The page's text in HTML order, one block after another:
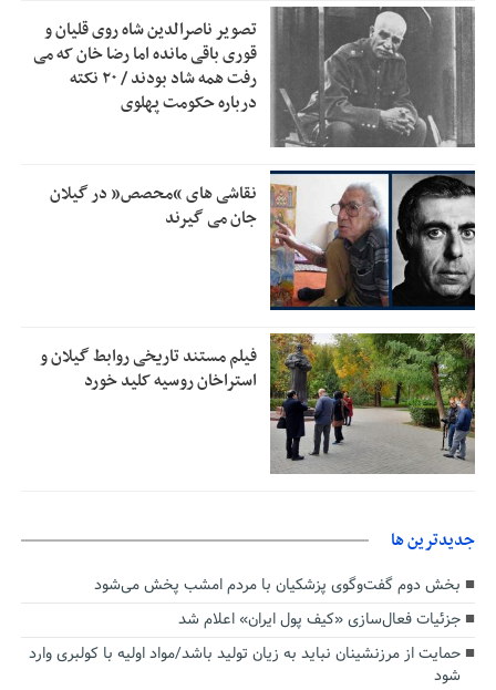
2:46
بقائی: فضای مذاکرات فنی و سیاسی ایران و عمان درباره تنگه
هرمز، مثبت است
رئیس سازمان جهاد کشاورزی استان: کشاورزان گیلان نسبت به
دریافت یارانه کود اقدام کنند
1:00 تمدید مهلت اظهارنامه‌های مالیاتی سال ۱۴۰۴ تا پایان شهریورماه
تصویر ناصرالدین شاه روی قلیان و
قوری باقی مانده اما رضا خان که می
رفت همه شاد بودند / ۲۰ نکته
درباره حکومت پهلوی
نقاشی های “محصص” در گیلان
جان می گیرند
فیلم مستند تاریخی روابط گیلان و
استراخان روسیه کلید خورد
جديدترين ها
بخش دوم گفت‌وگوی پزشکیان با مردم امشب پخش می‌شود
جزئیات فعال‌سازی «کیف پول ایران» اعلام شد
حمایت از مرزنشینان نباید به زیان تولید باشد/مواد اولیه با کولبری وارد
شود